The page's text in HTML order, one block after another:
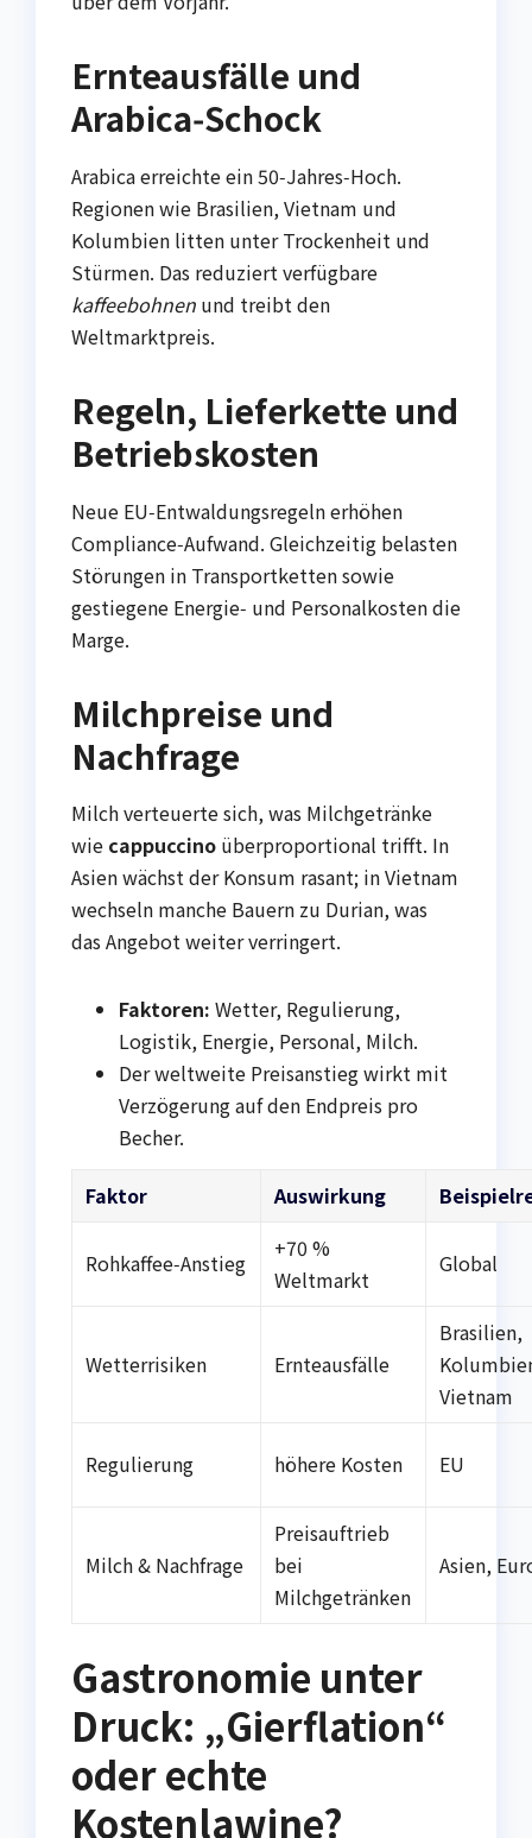
Ernteausfälle und
Arabica‑Schock
Arabica erreichte ein 50‑Jahres‑Hoch.
Regionen wie Brasilien, Vietnam und
Kolumbien litten unter Trockenheit und
Stürmen. Das reduziert verfügbare
kaffeebohnen und treibt den
Weltmarktpreis.
Regeln, Lieferkette und
Betriebskosten
Neue EU‑Entwaldungsregeln erhöhen
Compliance‑Aufwand. Gleichzeitig belasten
Störungen in Transportketten sowie
gestiegene Energie‑ und Personalkosten die
Marge.
Milchpreise und
Nachfrage
Milch verteuerte sich, was Milchgetränke
wie cappuccino überproportional trifft. In
Asien wächst der Konsum rasant; in Vietnam
wechseln manche Bauern zu Durian, was
das Angebot weiter verringert.
Faktoren: Wetter, Regulierung,
Logistik, Energie, Personal, Milch.
Der weltweite Preisanstieg wirkt mit
Verzögerung auf den Endpreis pro
Becher.
Faktor Auswirkung
Rohkaffee‑Anstieg
+70 %
Weltmarkt
Global
Wetterrisiken Ernteausfälle
Brasilien,
Vietnam
Regulierung höhere Kosten EU
Milch & Nachfrage
Preisauftrieb
bei
Milchgetränken
Asien,
Gastronomie unter
Druck: „Gierflation“
oder echte
Kostenlawine?